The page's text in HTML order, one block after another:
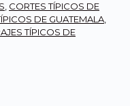
CORTES TÍPICOS DE
DE GUATEMALA
TÍPICOS DE